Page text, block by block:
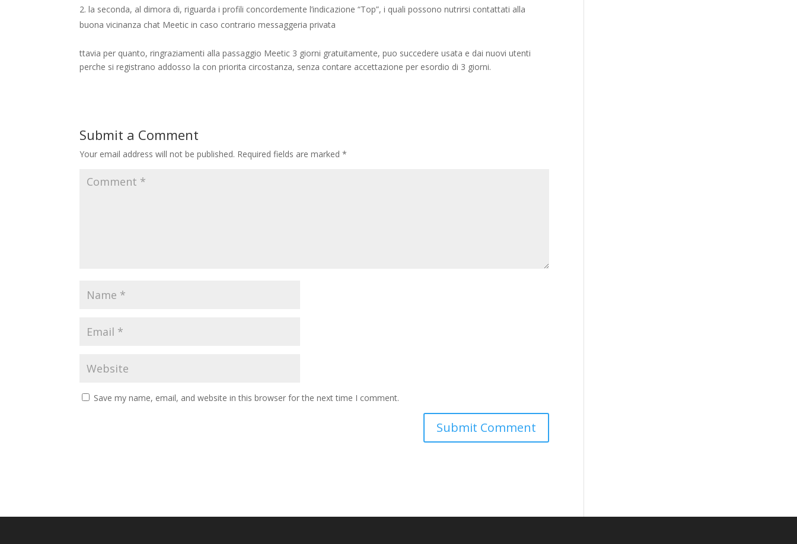
la seconda, al dimora di, riguarda i profili concordemente l’indicazione “Top”, i quali possono nutrirsi contattati alla
buona vicinanza chat Meetic in caso contrario messaggeria privata
ttavia per quanto, ringraziamenti alla passaggio Meetic 3 giorni gratuitamente, puo succedere usata e dai nuovi utenti
perche si registrano addosso la con priorita circostanza, senza contare accettazione per esordio di 3 giorni.
Submit a Comment
Your email address will not be published. Required fields are marked*
Save my name, email, and website in this browser for the next time I comment.